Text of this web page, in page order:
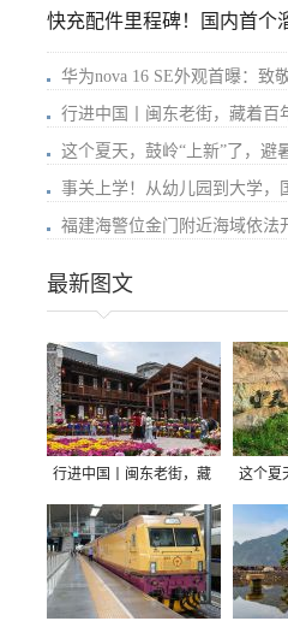
快充配件里程碑！国内首个
华为nova 16 SE外观首曝：致
行进中国丨闽东老街，藏着百
这个夏天，鼓岭“上新”了，避
事关上学！从幼儿园到大学，
福建海警位金门附近海域依法
最新图文
行进中国丨闽东老街，藏
着百年肌理
这个夏
了，避